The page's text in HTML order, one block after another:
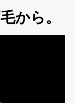
から。